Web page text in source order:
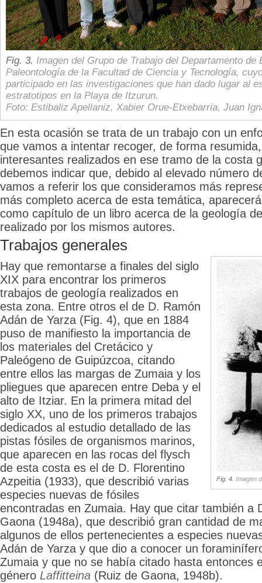
Fig. 3. Imagen del Grupo de Trabajo del Departamento de
Paleontología de la Facultad de Ciencia y Tecnología,
participado en las investigaciones que han dado lugar al
estratotipos en la Playa de Itzurun.
Foto: Estibaliz Apellaniz, Xabier Orue-Etxebarria, Juan
En esta ocasión se trata de un trabajo con un
que vamos a intentar recoger, de forma
interesantes realizados en ese tramo de la costa
debemos indicar que, debido al elevado número
vamos a referir los que consideramos más
más completo acerca de esta temática,
como capítulo de un libro acerca de la geología
realizado por los mismos autores.
Trabajos generales
Fig. 4. Imagen
Hay que remontarse a finales del siglo
XIX para encontrar los primeros
trabajos de geología realizados en
esta zona. Entre otros el de D. Ramón
Adán de Yarza (Fig. 4), que en 1884
puso de manifiesto la importancia de
los materiales del Cretácico y
Paleógeno de Guipúzcoa, citando
entre ellos las margas de Zumaia y los
pliegues que aparecen entre Deba y el
alto de Itziar. En la primera mitad del
siglo XX, uno de los primeros trabajos
dedicados al estudio detallado de las
pistas fósiles de organismos marinos,
que aparecen en las rocas del flysch
de esta costa es el de D. Florentino
Azpeitia (1933), que describió varias
especies nuevas de fósiles
encontradas en Zumaia. Hay que citar también a
Gaona (1948a), que describió gran cantidad de
algunos de ellos pertenecientes a especies
Adán de Yarza y que dio a conocer un
Zumaia y que no se había citado hasta entonces
género Laffitteina (Ruiz de Gaona, 1948b).